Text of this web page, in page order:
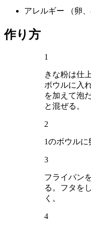
アレルギー （卵
作り方
1
きな粉は仕
ボウルに入
を加えて泡
と混ぜる。
2
1のボウルに
3
フライパン
る。フタを
く。
4